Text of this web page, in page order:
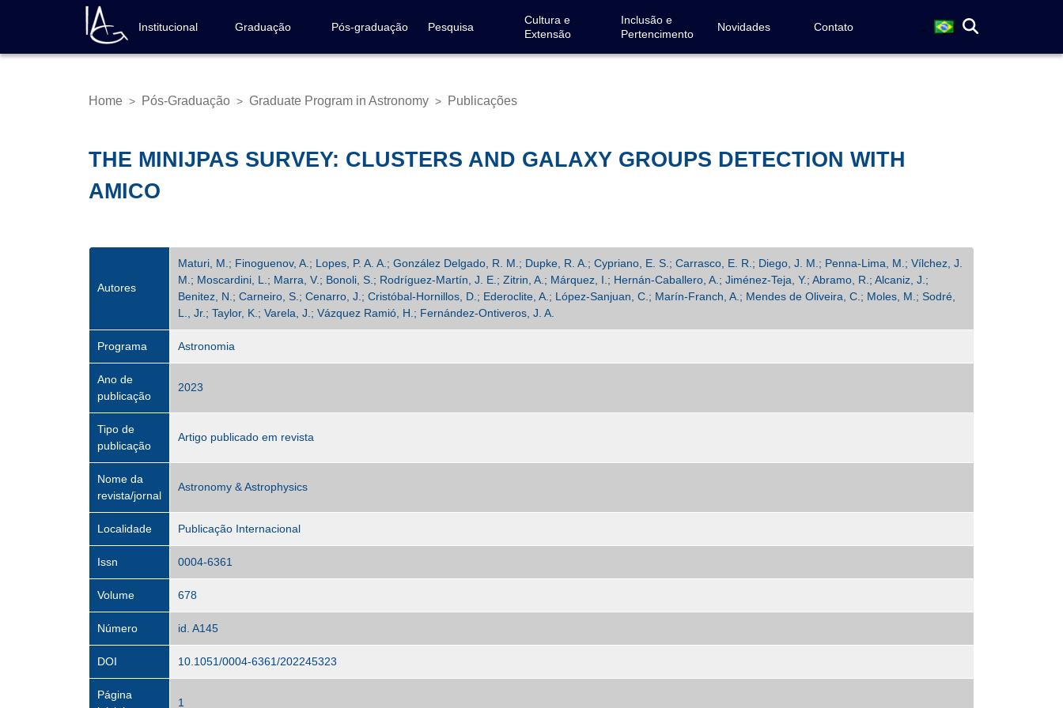
content
Navegação
principal
Institucional Graduação Pós-graduação Pesquisa
Cultura e
Extensão
Inclusão e
Pertencimento
Novidades Contato
Breadcrumb
Home > Pós-Graduação > Graduate Program in Astronomy > Publicações
THE MINIJPAS SURVEY: CLUSTERS AND GALAXY GROUPS DETECTION WITH
AMICO
Autores
Maturi, M.; Finoguenov, A.; Lopes, P. A. A.; González Delgado, R. M.; Dupke, R. A.; Cypriano, E. S.; Carrasco, E. R.; Diego, J. M.; Penna-Lima, M.; Vílchez, J.
M.; Moscardini, L.; Marra, V.; Bonoli, S.; Rodríguez-Martín, J. E.; Zitrin, A.; Márquez, I.; Hernán-Caballero, A.; Jiménez-Teja, Y.; Abramo, R.; Alcaniz, J.;
Benitez, N.; Carneiro, S.; Cenarro, J.; Cristóbal-Hornillos, D.; Ederoclite, A.; López-Sanjuan, C.; Marín-Franch, A.; Mendes de Oliveira, C.; Moles, M.; Sodré,
L., Jr.; Taylor, K.; Varela, J.; Vázquez Ramió, H.; Fernández-Ontiveros, J. A.
Programa Astronomia
Ano de
publicação
2023
Tipo de
publicação
Artigo publicado em revista
Nome da
revista/jornal
Astronomy & Astrophysics
Localidade Publicação Internacional
Issn 0004-6361
Volume 678
Número id. A145
DOI 10.1051/0004-6361/202245323
Página
1